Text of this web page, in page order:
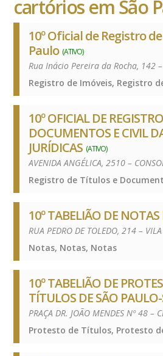
cartórios em São
10º Oficial de Registro
Paulo (ATIVO)
10º OFICIAL DE
DOCUMENTOS E CIVIL
JURÍDICAS (ATIVO)
AVENIDA ANGÉLICA, 2510 –
10º TABELIÃO DE
Notas, Notas, Notas
10º TABELIÃO DE
TÍTULOS DE SÃO
PRAÇA DR. JOÃO MENDES Nº 48 –